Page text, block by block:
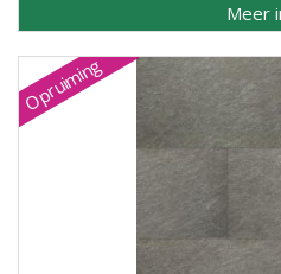
Meer
Opruiming